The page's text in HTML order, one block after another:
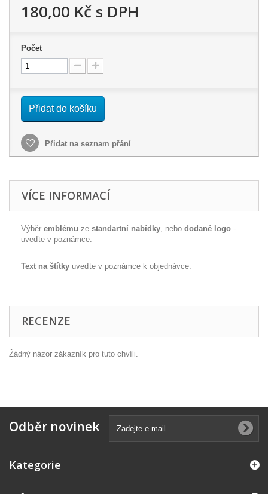
180,00 Kč s DPH
Počet
Přidat do košíku
Přidat na seznam přání
VÍCE INFORMACÍ
Výběr emblému ze standartní nabídky, nebo dodané logo -
uveďte v poznámce.
Text na štítky uveďte v poznámce k objednávce.
RECENZE
Žádný názor zákazník pro tuto chvíli.
Odběr novinek
Kategorie